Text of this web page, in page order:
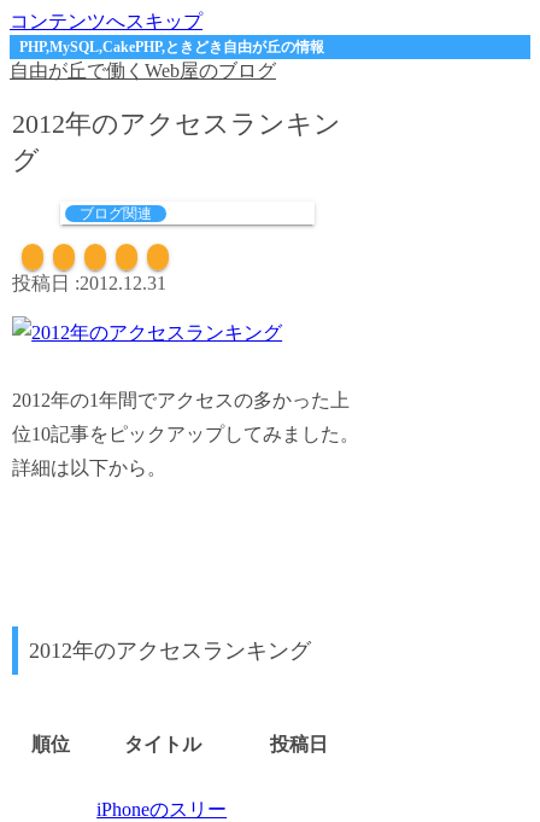
コンテンツへスキップ
PHP,MySQL,CakePHP,ときどき自由が丘の情報
自由が丘で働くWeb屋のブログ
2012年のアクセスランキン
グ
ブログ関連
2012.12.31
2012年の1年間でアクセスの多かった上
位10記事をピックアップしてみました。
詳細は以下から。
2012年のアクセスランキング
順位 タイトル 投稿日
iPhoneのスリー